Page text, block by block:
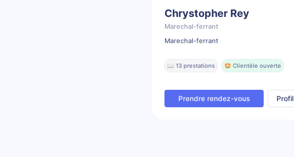
Chrystopher Rey
Marechal-ferrant
Marechal-ferrant
📖 13 prestations 🤩 Clientèle ouverte
Prendre rendez-vous Profil